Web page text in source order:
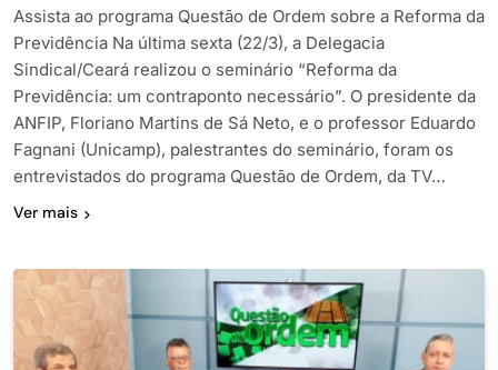
Assista ao programa Questão de Ordem sobre a Reforma da
Previdência Na última sexta (22/3), a Delegacia
Sindical/Ceará realizou o seminário “Reforma da
Previdência: um contraponto necessário”. O presidente da
ANFIP, Floriano Martins de Sá Neto, e o professor Eduardo
Fagnani (Unicamp), palestrantes do seminário, foram os
entrevistados do programa Questão de Ordem, da TV…
Ver mais